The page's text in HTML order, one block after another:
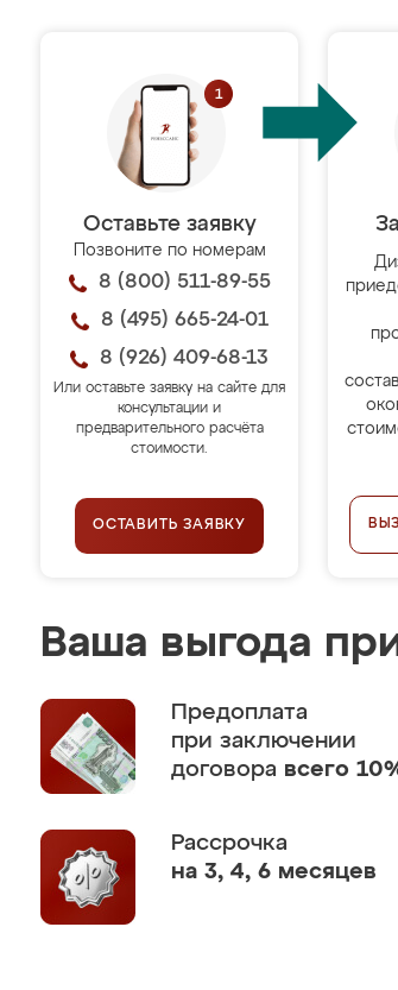
Оставьте заявку
Позвоните по номерам
8 (800) 511-89-55
8 (495) 665-24-01
8 (926) 409-68-13
Или оставьте заявку на сайте для
консультации и
предварительного расчёта
стоимости.
ОСТАВИТЬ ЗАЯВКУ
Ваша выгода
Предоплата
при заключении
договора всего
Рассрочка
на 3, 4, 6 месяцев